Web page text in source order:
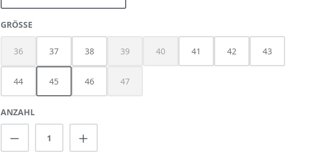
GRÖSSE AUSWÄHLEN
36
(Diese Option ist zurzeit nicht verfügbar.)
37 38 39
(Diese Option ist zurzeit nicht verfügbar.)
40
(Diese Option ist zurzeit nicht verfügbar.)
41 42 43
44 45 46 47
(Diese Option ist zurzeit nicht verfügbar.)
ANZAHL
Produkt Anzahl: Gib den gewünschten Wert